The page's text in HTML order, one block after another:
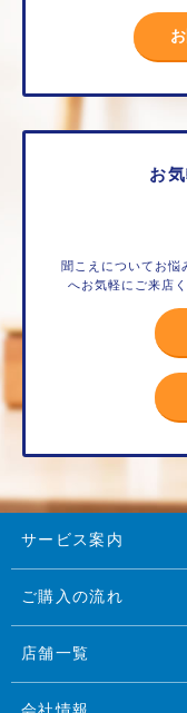
お
聞こえについてお
へお気軽にご来店
サービス案内
ご購入の流れ
店舗一覧